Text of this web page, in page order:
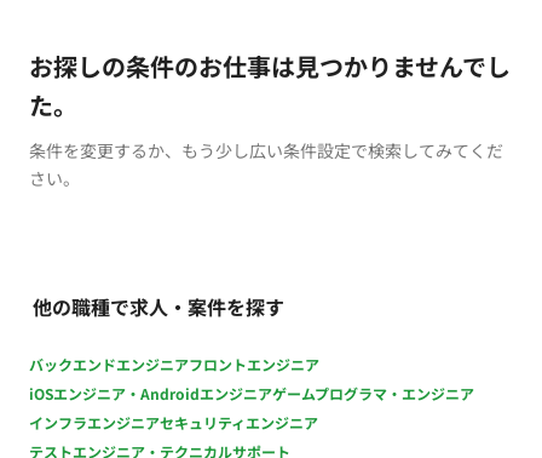
お探しの条件のお仕事は見つかりませんでし
た。
条件を変更するか、もう少し広い条件設定で検索してみてくだ
さい。
他の職種で求人・案件を探す
バックエンドエンジニアフロントエンジニア
iOSエンジニア・Androidエンジニアゲームプログラマ・エンジニア
インフラエンジニアセキュリティエンジニア
テストエンジニア・テクニカルサポート